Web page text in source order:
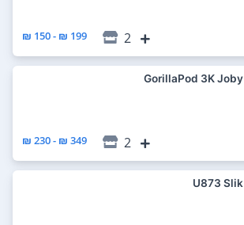
2
199 ₪ - 150 ₪
GorillaPod 3K Joby
2
349 ₪ - 230 ₪
U873 Slik